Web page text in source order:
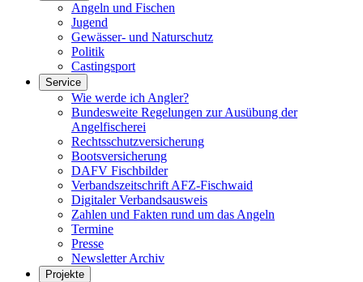
Angeln und Fischen
Jugend
Gewässer- und Naturschutz
Politik
Castingsport
Service
Wie werde ich Angler?
Bundesweite Regelungen zur Ausübung der
Angelfischerei
Rechtsschutzversicherung
Bootsversicherung
DAFV Fischbilder
Verbandszeitschrift AFZ-Fischwaid
Digitaler Verbandsausweis
Zahlen und Fakten rund um das Angeln
Termine
Presse
Newsletter Archiv
Projekte